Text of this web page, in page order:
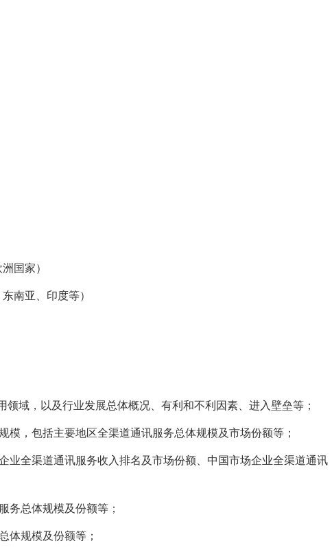
国家）
南亚、印度等）
域，以及行业发展总体概况、有利和不利因素、进入壁垒等；
，包括主要地区全渠道通讯服务总体规模及市场份额等；
业全渠道通讯服务收入排名及市场份额、中国市场企业全渠道通讯
务总体规模及份额等；
体规模及份额等；